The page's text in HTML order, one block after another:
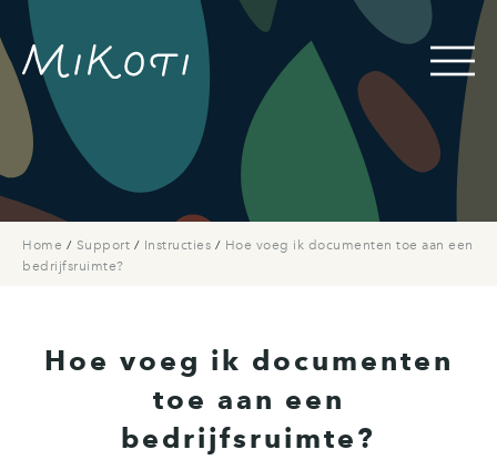
Home / Support / Instructies / Hoe voeg ik documenten toe aan een
bedrijfsruimte?
Hoe voeg ik documenten
toe aan een
bedrijfsruimte?